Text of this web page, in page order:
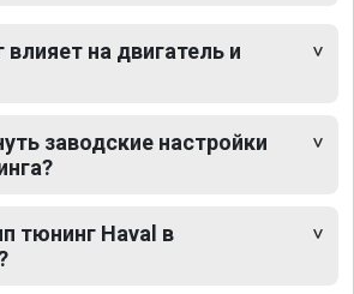
влияет на двигатель и
заводские настройки
тюнинг Haval в